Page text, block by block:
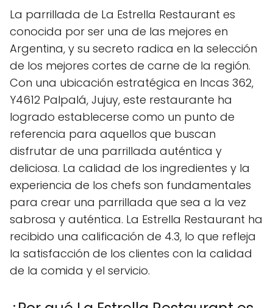
La parrillada de La Estrella Restaurant es
conocida por ser una de las mejores en
Argentina, y su secreto radica en la selección
de los mejores cortes de carne de la región.
Con una ubicación estratégica en Incas 362,
Y4612 Palpalá, Jujuy, este restaurante ha
logrado establecerse como un punto de
referencia para aquellos que buscan
disfrutar de una parrillada auténtica y
deliciosa. La calidad de los ingredientes y la
experiencia de los chefs son fundamentales
para crear una parrillada que sea a la vez
sabrosa y auténtica. La Estrella Restaurant ha
recibido una calificación de 4.3, lo que refleja
la satisfacción de los clientes con la calidad
de la comida y el servicio.